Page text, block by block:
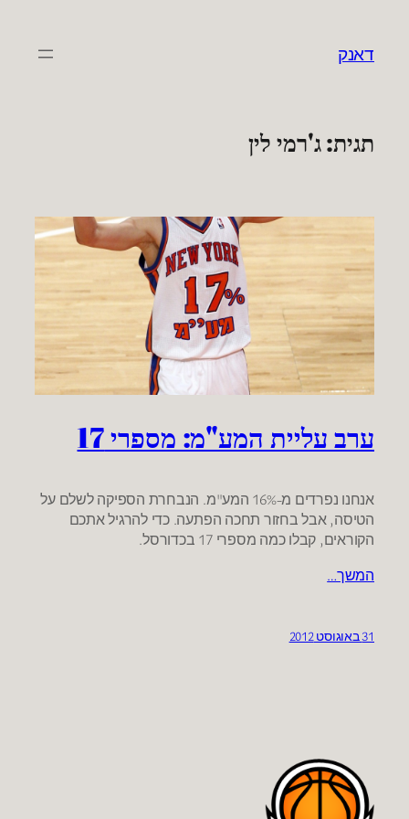
דאנק
תגית:ג'רמי לין
ערב עליית המע"מ: מספרי 17
אנחנו נפרדים מ-16% המע"מ. הנבחרת הספיקה לשלם על
הטיסה, אבל בחזור תחכה הפתעה. כדי להרגיל אתכם
הקוראים, קבלו כמה מספרי 17 בכדורסל.
המשך…
31 באוגוסט 2012